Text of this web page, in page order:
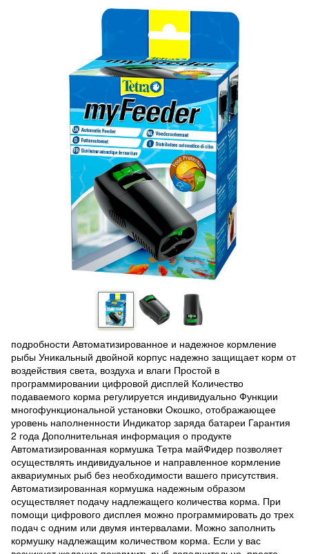
подробности Автоматизированное и надежное кормление
рыбы Уникальный двойной корпус надежно защищает корм от
воздействия света, воздуха и влаги Простой в
программировании цифровой дисплей Количество
подаваемого корма регулируется индивидуально Функции
многофункциональной установки Окошко, отображающее
уровень наполненности Индикатор заряда батареи Гарантия
2 года Дополнительная информация о продукте
Автоматизированная кормушка Тетра майФидер позволяет
осуществлять индивидуальное и направленное кормление
аквариумных рыб без необходимости вашего присутствия.
Автоматизированная кормушка надежным образом
осуществляет подачу надлежащего количества корма. При
помощи цифрового дисплея можно программировать до трех
подач с одним или двумя интервалами. Можно заполнить
кормушку надлежащим количеством корма. Если у вас